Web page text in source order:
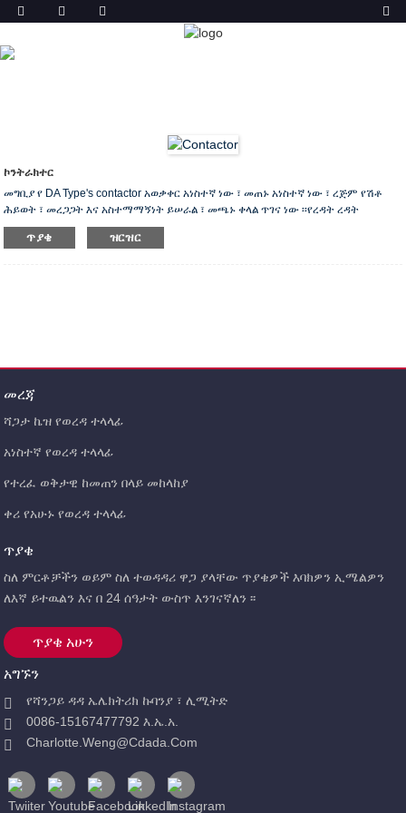
ምርት
ኮንትራክተር
መግቢያ የ DA Type's contactor አወቃቀር አነስተኛ ነው ፣ መጠኑ አነስተኛ ነው ፣ ረጅም የሽቶ
ሕይወት ፣ መረጋጋት እና አስተማማኝነት ይሠራል ፣ መጫኑ ቀላል ጥገና ነው ፡፡የረዳት ረዳት
ግንኙነቶች ብዙ የተለያዩ የገበያ ፍላጎቶችን ያሟላል ፡፡ በዋናነት በሲቪሎች እና በኢንዱስትሪዎች
ሞተሮች ፣ በኤሌክትሪክ መስመር ፣ በኮድ ሽቦ ፣ ማለፊያ እና መብራት ወዘተ ላይ ለመቆጣጠር
ጥያቄ ዝርዝር
መረጃ
ሻጋታ ኬዝ የወረዳ ተላላፊ
አነስተኛ የወረዳ ተላላፊ
የተረፈ ወቅታዊ ከመጠን በላይ መከላከያ
ቀሪ የአሁኑ የወረዳ ተላላፊ
ጥያቄ
ስለ ምርቶቻችን ወይም ስለ ተወዳዳሪ ዋጋ ያላቸው ጥያቄዎች እባክዎን ኢሜልዎን
ለእኛ ይተዉልን እና በ 24 ሰዓታት ውስጥ እንገናኛለን ፡፡
ጥያቄ አሁን
አግኙን
የሻንጋይ ዳዳ ኤሌክትሪክ ኩባንያ ፣ ሊሚትድ
0086-15167477792 እ.ኤ.አ.
Charlotte.weng@cdada.com